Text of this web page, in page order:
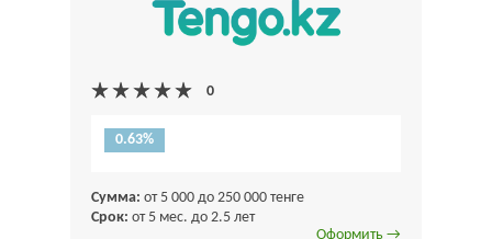
0.63%
Сумма: от 5 000 до 250 000 тенге
Срок: от 5 мес. до 2.5 лет
Оформить →